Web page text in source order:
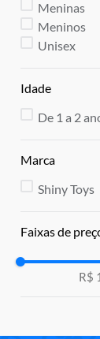
Meninas
Meninos
Unisex
Idade
De 1 a 2
Marca
Shiny Toys
Faixas de
R$